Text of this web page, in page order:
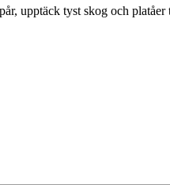
upptäck tyst skog och platåer